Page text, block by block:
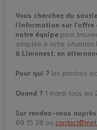
Vous cherchez du
l’information sur l’offre
notre équipe pour
adaptée à votre situation
à Limonest, en
Pour qui ? les proches
Quand ? 1 mardi tous les
Sur rendez-vous
69 15 28 ou